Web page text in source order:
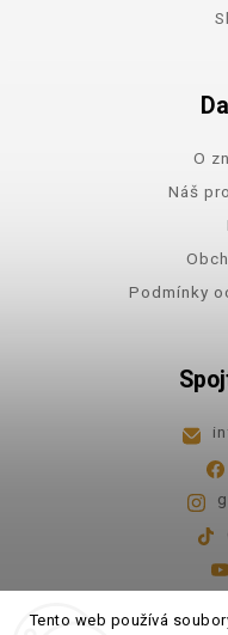
Tento web používá
O
Náš
Podmínky
Pondělí